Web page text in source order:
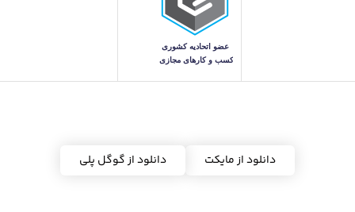
دانلود از مایکت دانلود از گوگل پلی